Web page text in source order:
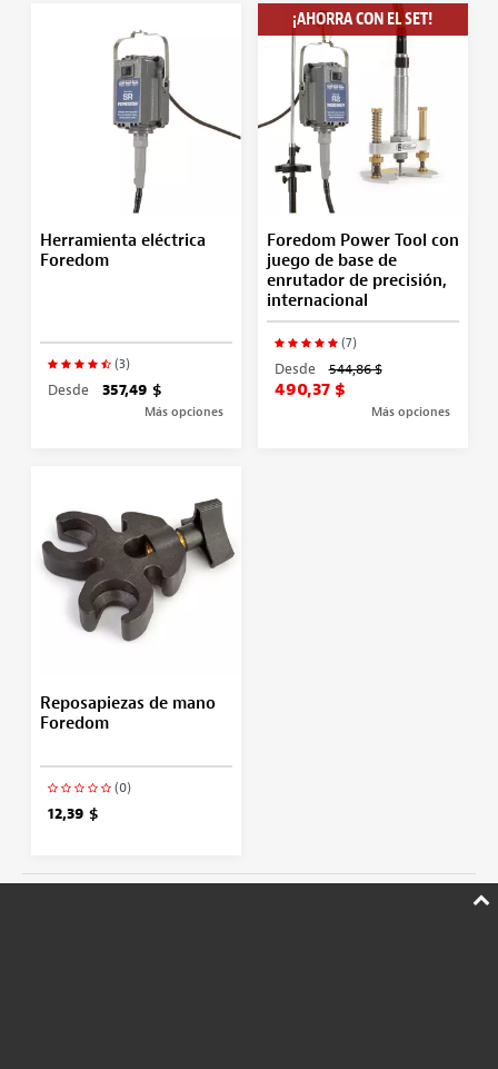
Herramienta eléctrica
Foredom
(3)
Desde 357,49 $
Más opciones
¡AHORRA CON EL SET!
Foredom Power Tool con
juego de base de
enrutador de precisión,
internacional
(7)
Desde 544,86 $
490,37 $
Más opciones
Reposapiezas de mano
Foredom
(0)
12,39 $